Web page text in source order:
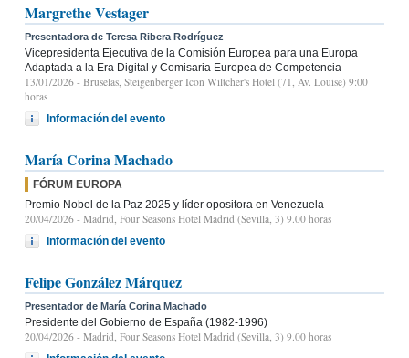
Margrethe Vestager
Presentadora de Teresa Ribera Rodríguez
Vicepresidenta Ejecutiva de la Comisión Europea para una Europa
Adaptada a la Era Digital y Comisaria Europea de Competencia
13/01/2026 - Bruselas, Steigenberger Icon Wiltcher's Hotel (71, Av. Louise) 9:00
horas
Información del evento
María Corina Machado
FÓRUM EUROPA
Premio Nobel de la Paz 2025 y líder opositora en Venezuela
20/04/2026 - Madrid, Four Seasons Hotel Madrid (Sevilla, 3) 9.00 horas
Información del evento
Felipe González Márquez
Presentador de María Corina Machado
Presidente del Gobierno de España (1982-1996)
20/04/2026 - Madrid, Four Seasons Hotel Madrid (Sevilla, 3) 9.00 horas